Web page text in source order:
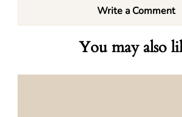
Write a Comment
You may also